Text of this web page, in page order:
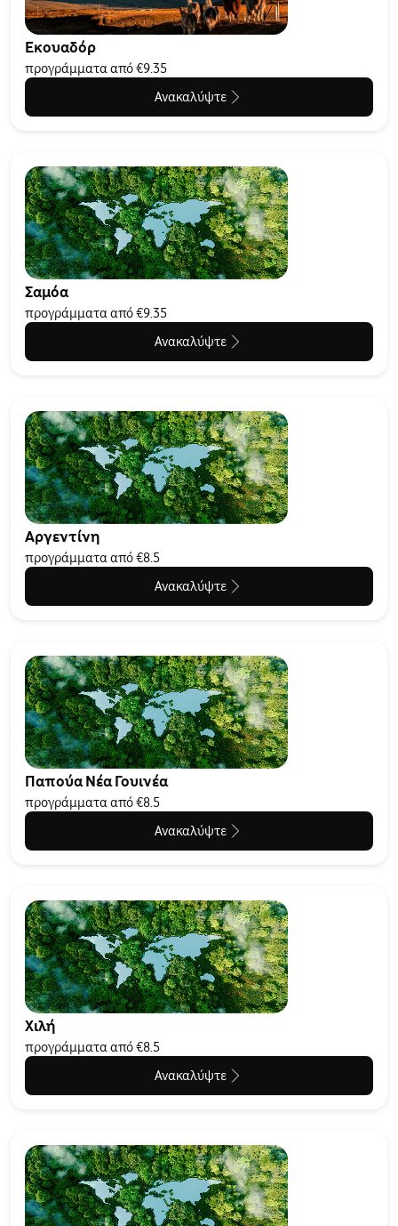
Εκουαδόρ
προγράμματα από €9.35
Ανακαλύψτε
Σαμόα
προγράμματα από €9.35
Ανακαλύψτε
Αργεντίνη
προγράμματα από €8.5
Ανακαλύψτε
Παπούα Νέα Γουινέα
προγράμματα από €8.5
Ανακαλύψτε
Χιλή
προγράμματα από €8.5
Ανακαλύψτε